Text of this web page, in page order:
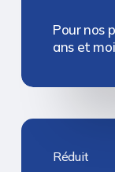
Pour nos
ans et
Réduit